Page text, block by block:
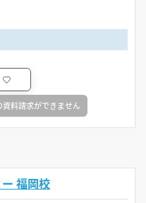
料請求ができません
福岡校